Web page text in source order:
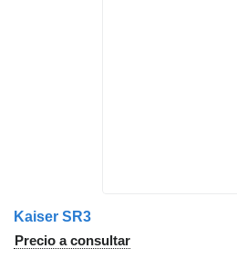
Kaiser SR3
Precio a consultar